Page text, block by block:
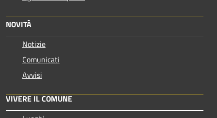
NOVITÀ
Notizie
Comunicati
Avvisi
VIVERE IL COMUNE